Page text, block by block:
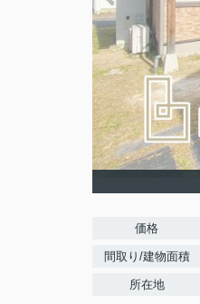
価格
間取り/建物面積
所在地